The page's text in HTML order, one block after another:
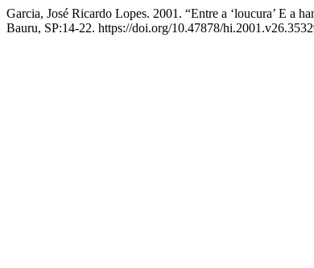
Garcia, José Ricardo Lopes. 2001. “Entre a ‘loucura’ E a
Bauru, SP:14-22. https://doi.org/10.47878/